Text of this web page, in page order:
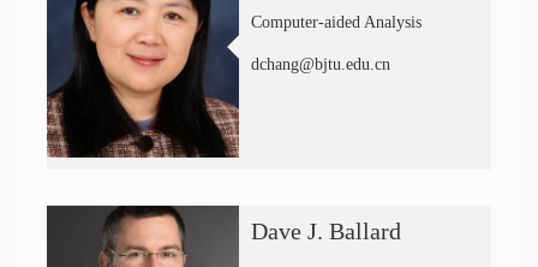
Computer-aided Analysis
dchang@bjtu.edu.cn
Dave J. Ballard